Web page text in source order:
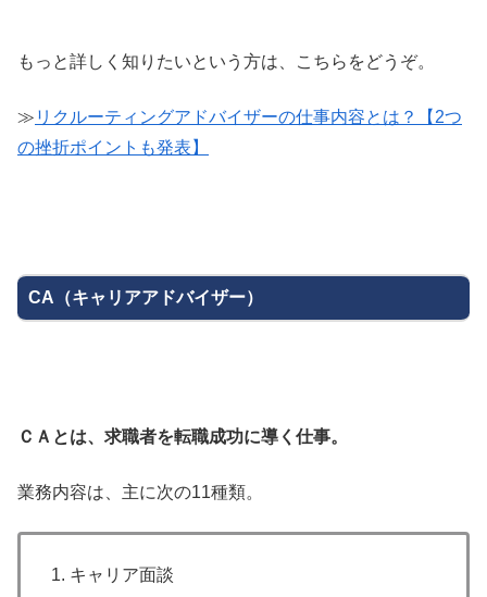
もっと詳しく知りたいという方は、こちらをどうぞ。
≫ リクルーティングアドバイザーの仕事内容とは？【2つ
の挫折ポイントも発表】
CA（キャリアアドバイザー）
ＣＡとは、求職者を転職成功に導く仕事。
業務内容は、主に次の11種類。
キャリア面談